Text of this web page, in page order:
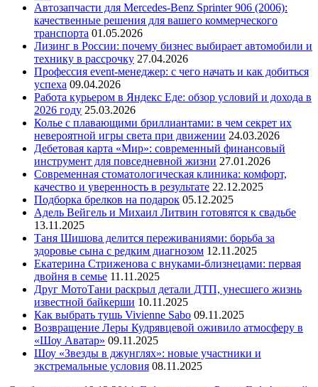
Автозапчасти для Mercedes-Benz Sprinter 906 (2006):
качественные решения для вашего коммерческого
транспорта 01.05.2026
Лизинг в России: почему бизнес выбирает автомобили и
технику в рассрочку 27.04.2026
Профессия event-менеджер: с чего начать и как добиться
успеха 09.04.2026
Работа курьером в Яндекс Еде: обзор условий и дохода в
2026 году 25.03.2026
Колье с плавающими бриллиантами: в чем секрет их
невероятной игры света при движении 24.03.2026
Дебетовая карта «Мир»: современный финансовый
инструмент для повседневной жизни 27.01.2026
Современная стоматологическая клиника: комфорт,
качество и уверенность в результате 22.12.2025
Подборка брелков на подарок 05.12.2025
Адель Вейгель и Михаил Литвин готовятся к свадьбе
13.11.2025
Таня Шишова делится переживаниями: борьба за
здоровье сына с редким диагнозом 12.11.2025
Екатерина Стриженова с внуками-близнецами: первая
двойня в семье 11.11.2025
Друг МотоТани раскрыл детали ДТП, унесшего жизнь
известной байкерши 10.11.2025
Как выбрать тушь Vivienne Sabo 09.11.2025
Возвращение Леры Кудрявцевой оживило атмосферу в
«Шоу Аватар» 09.11.2025
Шоу «Звезды в джунглях»: новые участники и
экстремальные условия 08.11.2025